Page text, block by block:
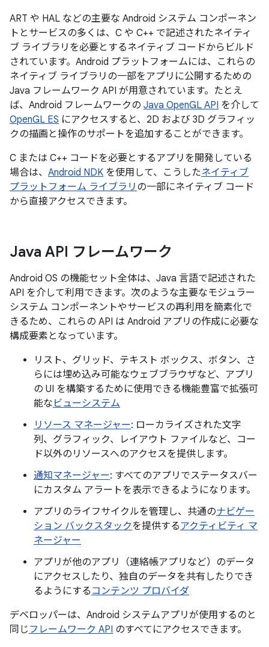
ART や HAL などの主要な Android システム コンポーネン
トとサービスの多くは、C や C++ で記述されたネイティ
ブ ライブラリを必要とするネイティブ コードからビルド
されています。Android プラットフォームには、これらの
ネイティブ ライブラリの一部をアプリに公開するための
Java フレームワーク API が用意されています。たとえ
ば、Android フレームワークの Java OpenGL API を介して
OpenGL ES にアクセスすると、2D および 3D グラフィッ
クの描画と操作のサポートを追加することができます。
C または C++ コードを必要とするアプリを開発している
場合は、 Android NDK を使用して、こうしたネイティブ
プラットフォーム ライブラリ の一部にネイティブ コード
から直接アクセスできます。
Java API フレームワーク
Android OS の機能セット全体は、Java 言語で記述された
API を介して利用できます。次のような主要なモジュラー
システム コンポーネントやサービスの再利用を簡素化で
きるため、これらの API は Android アプリの作成に必要な
構成要素となっています。
リスト、グリッド、テキスト ボックス、ボタン、さ
らには埋め込み可能なウェブブラウザなど、アプリ
の UI を構築するために使用できる機能豊富で拡張可
能な ビューシステム
リソース マネージャー: ローカライズされた文字
列、グラフィック、レイアウト ファイルなど、コー
ド以外のリソースへのアクセスを提供します。
通知マネージャー: すべてのアプリでステータスバー
にカスタム アラートを表示できるようになります。
アプリのライフサイクルを管理し、共通のナビゲー
ション バックスタックを提供するアクティビティ マ
ネージャー
アプリが他のアプリ（連絡帳アプリなど）のデータ
にアクセスしたり、独自のデータを共有したりでき
るようにする コンテンツ プロバイダ
デベロッパーは、Android システムアプリが使用するのと
同じ フレームワーク API のすべてにアクセスできます。